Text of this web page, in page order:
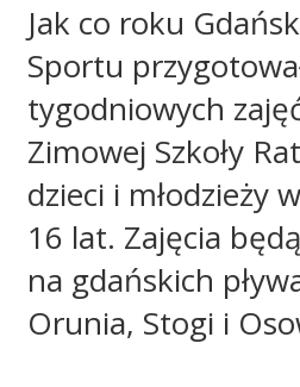
Jak co roku
Sportu
tygodniowych
Zimowej Szkoły
dzieci i młodzieży
16 lat. Zajęcia
na gdańskich
Orunia, Stogi i